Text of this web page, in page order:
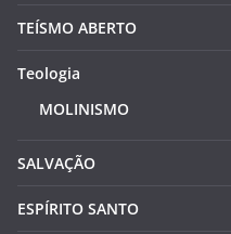
TEÍSMO ABERTO
Teologia
MOLINISMO
SALVAÇÃO
ESPÍRITO SANTO